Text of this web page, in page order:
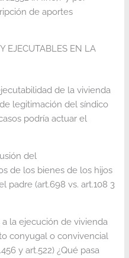
de aportes
EJECUTABLES EN LA
de la vivienda
legitimación del síndico
podría actuar el
del
de los bienes de los hijos
padre (art.698 vs. art.108 3
la ejecución de vivienda
conyugal o convivencial
y art.522) ¿Qué pasa